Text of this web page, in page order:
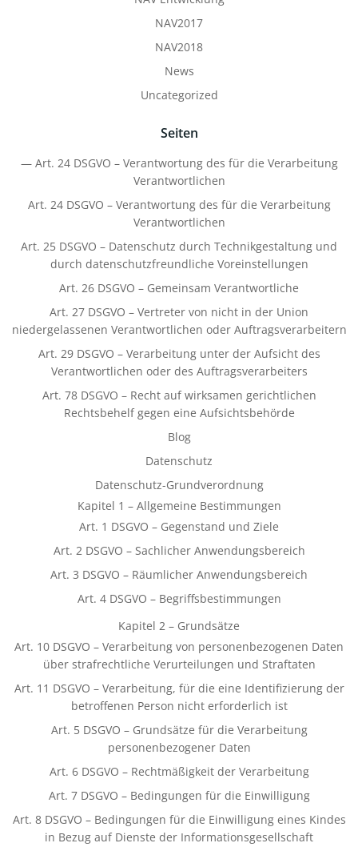
NAV2017
NAV2018
News
Uncategorized
Seiten
— Art. 24 DSGVO – Verantwortung des für die Verarbeitung
Verantwortlichen
Art. 24 DSGVO – Verantwortung des für die Verarbeitung
Verantwortlichen
Art. 25 DSGVO – Datenschutz durch Technikgestaltung und
durch datenschutzfreundliche Voreinstellungen
Art. 26 DSGVO – Gemeinsam Verantwortliche
Art. 27 DSGVO – Vertreter von nicht in der Union
niedergelassenen Verantwortlichen oder Auftragsverarbeitern
Art. 29 DSGVO – Verarbeitung unter der Aufsicht des
Verantwortlichen oder des Auftragsverarbeiters
Art. 78 DSGVO – Recht auf wirksamen gerichtlichen
Rechtsbehelf gegen eine Aufsichtsbehörde
Blog
Datenschutz
Datenschutz-Grundverordnung
Kapitel 1 – Allgemeine Bestimmungen
Art. 1 DSGVO – Gegenstand und Ziele
Art. 2 DSGVO – Sachlicher Anwendungsbereich
Art. 3 DSGVO – Räumlicher Anwendungsbereich
Art. 4 DSGVO – Begriffsbestimmungen
Kapitel 2 – Grundsätze
Art. 10 DSGVO – Verarbeitung von personenbezogenen Daten
über strafrechtliche Verurteilungen und Straftaten
Art. 11 DSGVO – Verarbeitung, für die eine Identifizierung der
betroffenen Person nicht erforderlich ist
Art. 5 DSGVO – Grundsätze für die Verarbeitung
personenbezogener Daten
Art. 6 DSGVO – Rechtmäßigkeit der Verarbeitung
Art. 7 DSGVO – Bedingungen für die Einwilligung
Art. 8 DSGVO – Bedingungen für die Einwilligung eines Kindes
in Bezug auf Dienste der Informationsgesellschaft